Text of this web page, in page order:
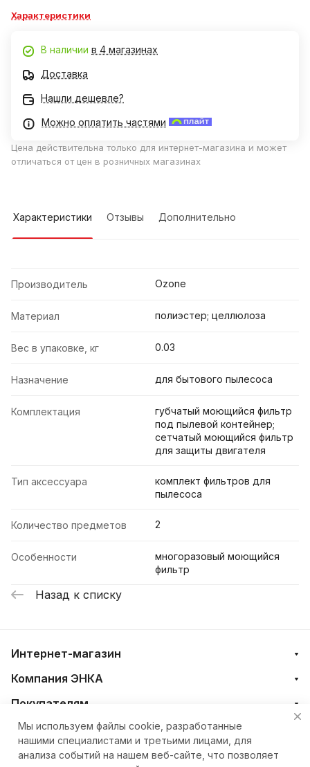
Характеристики
В наличии в 4 магазинах
Доставка
Нашли дешевле?
Можно оплатить частями
Цена действительна только для интернет-магазина и может
отличаться от цен в розничных магазинах
Характеристики Отзывы Дополнительно
Производитель Ozone
Материал полиэстер; целлюлоза
Вес в упаковке, кг 0.03
Назначение для бытового пылесоса
Комплектация
губчатый моющийся фильтр
под пылевой контейнер;
сетчатый моющийся фильтр
для защиты двигателя
Тип аксессуара
комплект фильтров для
пылесоса
Количество предметов 2
Особенности
многоразовый моющийся
фильтр
Назад к списку
Интернет-магазин
Компания ЭНКА
Покупателям
+7 (4212) 23-33-33
Мы используем файлы cookie, разработанные
нашими специалистами и третьими лицами, для
анализа событий на нашем веб-сайте, что позволяет